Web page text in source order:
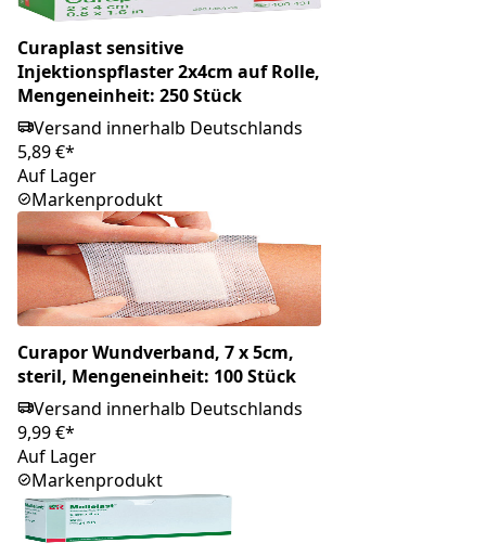
Curaplast sensitive
Injektionspflaster 2x4cm auf Rolle,
Mengeneinheit: 250 Stück
Versand innerhalb Deutschlands
5,89 €*
Auf Lager
Markenprodukt
Curapor Wundverband, 7 x 5cm,
steril, Mengeneinheit: 100 Stück
Versand innerhalb Deutschlands
9,99 €*
Auf Lager
Markenprodukt